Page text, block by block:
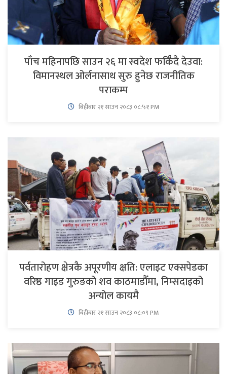
पाँच महिनापछि साउन २६ मा स्वदेश फर्किँदै देउवा:
विमानस्थल ओर्लनासाथ सुरु हुनेछ राजनीतिक
पराकम्प
बिहीबार २१ साउन २०८३ ०८:५१ PM
पर्वतारोहण क्षेत्रकै अपूरणीय क्षति: एलाइट एक्सपेडका
वरिष्ठ गाइड गुरुङको शव काठमाडौँमा, निम्सदाइको
अन्योल कायमै
बिहीबार २१ साउन २०८३ ०८:०९ PM